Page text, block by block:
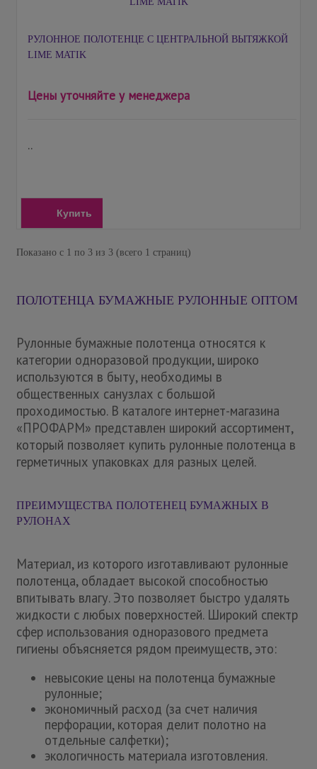
РУЛОННОЕ ПОЛОТЕНЦЕ С ЦЕНТРАЛЬНОЙ ВЫТЯЖКОЙ
LIME MATIK
Цены уточняйте у менеджера
..
Купить
Показано с 1 по 3 из 3 (всего 1 страниц)
ПОЛОТЕНЦА БУМАЖНЫЕ РУЛОННЫЕ ОПТОМ
Рулонные бумажные полотенца относятся к
категории одноразовой продукции, широко
используются в быту, необходимы в
общественных санузлах с большой
проходимостью. В каталоге интернет-магазина
«ПРОФАРМ» представлен широкий ассортимент,
который позволяет купить рулонные полотенца в
герметичных упаковках для разных целей.
ПРЕИМУЩЕСТВА ПОЛОТЕНЕЦ БУМАЖНЫХ В
РУЛОНАХ
Материал, из которого изготавливают рулонные
полотенца, обладает высокой способностью
впитывать влагу. Это позволяет быстро удалять
жидкости с любых поверхностей. Широкий спектр
сфер использования одноразового предмета
гигиены объясняется рядом преимуществ, это:
невысокие цены на полотенца бумажные
рулонные;
экономичный расход (за счет наличия
перфорации, которая делит полотно на
отдельные салфетки);
экологичность материала изготовления.